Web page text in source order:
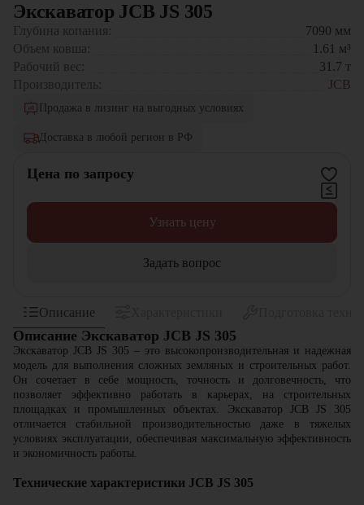
Экскаватор JCB JS 305
Глубина копания: 7090 мм
Объем ковша:
1.61 м³
Рабочий вес:
31.7 т
Производитель:
JCB
Продажа в лизинг на выгодных условиях
Доставка в любой регион в РФ
Цена по запросу
Узнать цену
Задать вопрос
Описание
Описание Экскаватор JCB JS 305
Экскаватор JCB JS 305 – это высокопроизводительная и надежная
модель для выполнения сложных земляных и строительных работ.
Он сочетает в себе мощность, точность и долговечность, что
позволяет эффективно работать в карьерах, на строительных
площадках и промышленных объектах. Экскаватор JCB JS 305
отличается стабильной производительностью даже в тяжелых
условиях эксплуатации, обеспечивая максимальную эффективность
и экономичность работы.
Технические характеристики JCB JS 305